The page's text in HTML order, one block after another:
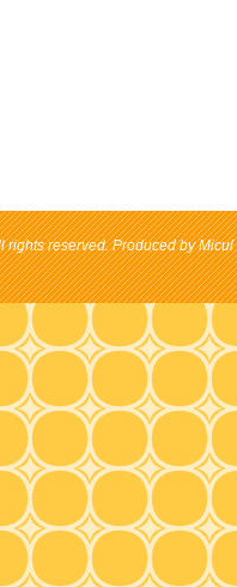
rights reserved. Produced by Micul